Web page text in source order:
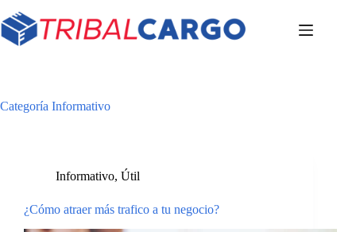
Categoría Informativo
Informativo, Útil
¿Cómo atraer más trafico a tu negocio?